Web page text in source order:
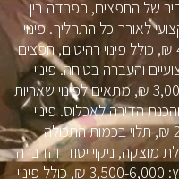
של החפצים, הפרדה בין
לאורך כל התהליך. פינוי
דירה בשכונת הראשונים: 4,000-7,500 ₪, כולל פינוי רהיטים, חפצים
והעברה בטוחה. פינוי
דירת קבלן במתחם הבורסה: 3,000-5,000 ₪, מתאים לפינוי שאריות
הדירה לאכלוס. פינוי
מחסן או מרתף ברמת גן: 2,000-3,500 ₪, תלוי בכמות התכולה
מוצקה, ניקוי יסודי והדברה
במידת הצורך. פינוי דירה לקראת שיפוץ: 3,500-6,000 ₪, כולל פינוי